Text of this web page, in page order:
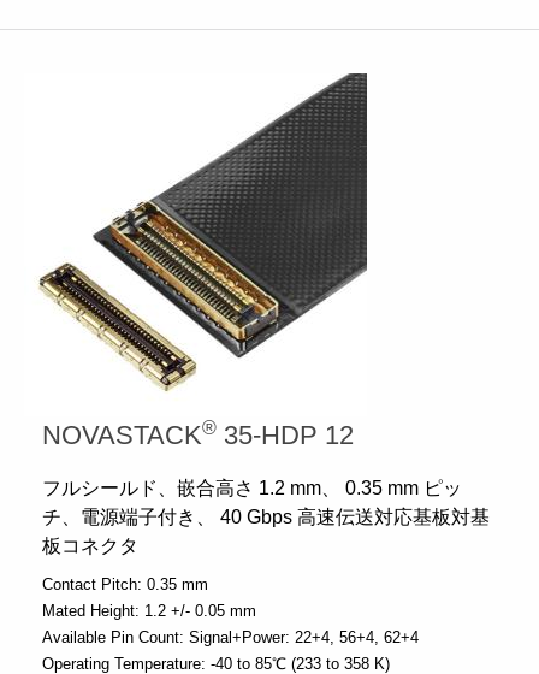
NOVASTACK® 35-HDP 12
フルシールド、嵌合高さ 1.2 mm、 0.35 mm ピッ
チ、電源端子付き、 40 Gbps 高速伝送対応基板対基
板コネクタ
Contact Pitch: 0.35 mm
Mated Height: 1.2 +/- 0.05 mm
Available Pin Count: Signal+Power: 22+4, 56+4, 62+4
Operating Temperature: -40 to 85℃ (233 to 358 K)